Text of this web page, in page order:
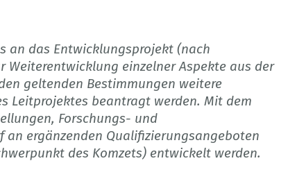
an das Entwicklungsprojekt (nach
Weiterentwicklung einzelner Aspekte aus der
geltenden Bestimmungen weitere
Leitprojektes beantragt werden. Mit dem
Forschungs- und
ergänzenden Qualifizierungsangeboten
des Komzets) entwickelt werden.